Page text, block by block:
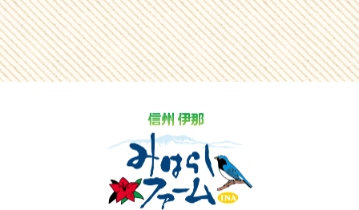
※5月24日より受け付け開始
0265-74-1807 みはらしファーム公園事務所 まで
定員に達し次第締め切りいたします。
※小学生未満は参加できません。